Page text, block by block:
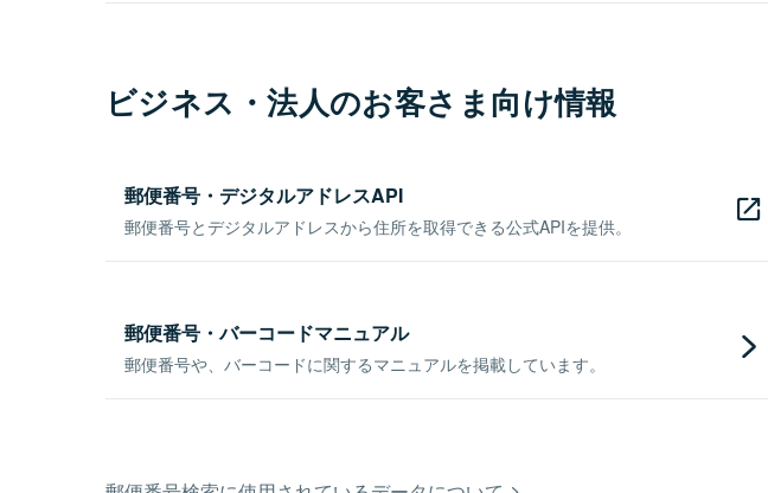
ビジネス・法人のお客さま向け情報
郵便番号・デジタルアドレスAPI
郵便番号とデジタルアドレスから住所を取得できる公式APIを提供。
郵便番号・バーコードマニュアル
郵便番号や、バーコードに関するマニュアルを掲載しています。